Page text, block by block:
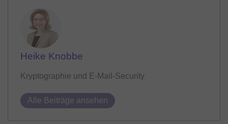
Heike Knobbe
Kryptographie und E-Mail-Security
Alle Beiträge ansehen